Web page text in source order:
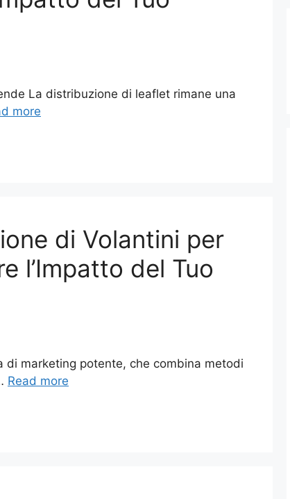
La distribuzione di leaflet rimane una
more
di Volantini per
l’Impatto del Tuo
marketing potente, che combina metodi
Read more